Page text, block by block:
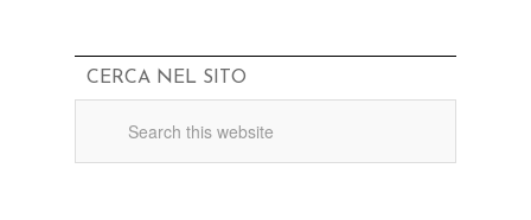
CERCA NEL SITO